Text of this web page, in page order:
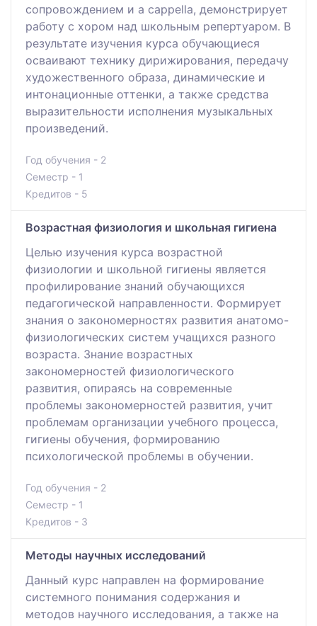
сопровождением и a cappella, демонстрирует
работу с хором над школьным репертуаром. В
результате изучения курса обучающиеся
осваивают технику дирижирования, передачу
художественного образа, динамические и
интонационные оттенки, а также средства
выразительности исполнения музыкальных
произведений.
Год обучения - 2
Семестр - 1
Кредитов - 5
Возрастная физиология и школьная гигиена
Целью изучения курса возрастной
физиологии и школьной гигиены является
профилирование знаний обучающихся
педагогической направленности. Формирует
знания о закономерностях развития анатомо-
физиологических систем учащихся разного
возраста. Знание возрастных
закономерностей физиологического
развития, опираясь на современные
проблемы закономерностей развития, учит
проблемам организации учебного процесса,
гигиены обучения, формированию
психологической проблемы в обучении.
Год обучения - 2
Семестр - 1
Кредитов - 3
Методы научных исследований
Данный курс направлен на формирование
системного понимания содержания и
методов научного исследования, а также на